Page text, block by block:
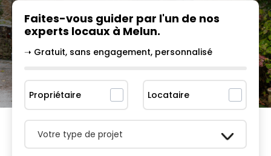
Faites-vous guider par l'un de nos
experts locaux à Melun.
➝ Gratuit, sans engagement, personnalisé
Propriétaire Locataire
Votre type de projet